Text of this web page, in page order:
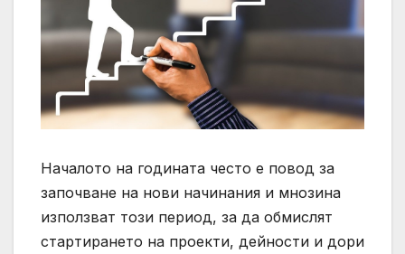
Началото на годината често е повод за
започване на нови начинания и мнозина
използват този период, за да обмислят
стартирането на проекти, дейности и дори